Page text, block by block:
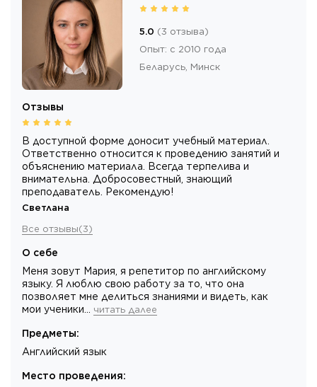
5.0 (3 отзыва)
Опыт: с 2010 года
Беларусь, Минск
Отзывы
В доступной форме доносит учебный материал.
Ответственно относится к проведению занятий и
объяснению материала. Всегда терпелива и
внимательна. Добросовестный, знающий
преподаватель. Рекомендую!
Светлана
Все отзывы(3)
О себе
Меня зовут Мария, я репетитор по английскому
языку. Я люблю свою работу за то, что она
позволяет мне делиться знаниями и видеть, как
мои ученики… читать далее
Предметы:
Английский язык
Место проведения: